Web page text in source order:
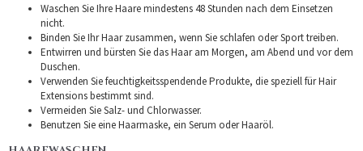
Waschen Sie Ihre Haare mindestens 48 Stunden nach dem Einsetzen
nicht.
Binden Sie Ihr Haar zusammen, wenn Sie schlafen oder Sport treiben.
Entwirren und bürsten Sie das Haar am Morgen, am Abend und vor dem
Duschen.
Verwenden Sie feuchtigkeitsspendende Produkte, die speziell für Hair
Extensions bestimmt sind.
Vermeiden Sie Salz- und Chlorwasser.
Benutzen Sie eine Haarmaske, ein Serum oder Haaröl.